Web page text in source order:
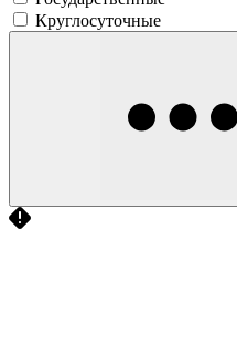
Круглосуточные